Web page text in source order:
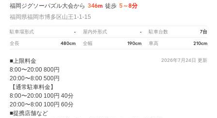
福岡ジグソーパズル大会から 346m 徒歩 5～8分
福岡県福岡市博多区山王1-1-15
駐車場形式 - 屋内外形式 - 駐車台数 7台
全長 480cm 全幅 190cm 車高 210cm
2026年7月24日 更新
■上限料金
8:00〜20:00 800円
20:00〜8:00 500円
【通常駐車料金】
8:00〜20:00 100円 40分
20:00〜8:00 100円 60分
■提携店舗など